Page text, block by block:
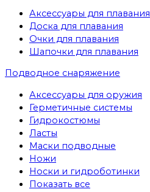
Аксессуары для плавания
Доска для плавания
Очки для плавания
Шапочки для плавания
Подводное снаряжение
Аксессуары для оружия
Герметичные системы
Гидрокостюмы
Ласты
Маски подводные
Ножи
Носки и гидроботинки
Показать все